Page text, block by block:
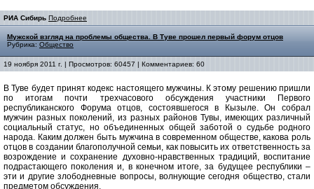
РИА Сибирь Подробнее
Мужской взгляд на проблемы общества. В Туве прошел первый форум отцов
Рубрика: Общество
19 ноября 2011 г. | Просмотров: 60457 | Комментариев: 60
В Туве будет принят кодекс настоящего мужчины. К этому решению пришли
по итогам почти трехчасового обсуждения участники Первого
республиканского Форума отцов, состоявшегося в Кызыле.
Он собрал
мужчин разных поколений, из разных районов Тувы, имеющих различный
социальный статус, но объединенных общей заботой о судьбе родного
народа. Каким должен быть мужчина в современном обществе, какова роль
отцов в создании благополучной семьи, как повысить их ответственность за
возрождение и сохранение духовно-нравственных традиций, воспитание
подрастающего поколения и, в конечном итоге, за будущее республики –
эти и другие злободневные вопросы, волнующие сегодня общество, стали
предметом обсуждения.